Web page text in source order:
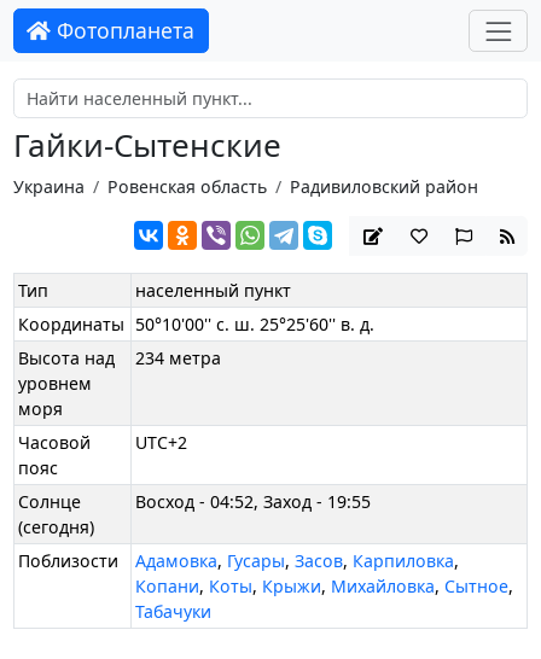
Фотопланета
Гайки-Сытенские
Украина Ровенская область Радивиловский район
Тип
населенный пункт
Координаты 50°10'00'' с. ш. 25°25'60'' в. д.
Высота над
уровнем
моря
234 метра
Часовой
пояс
UTC+2
Солнце
(сегодня)
Восход - 04:52, Заход - 19:55
Поблизости Адамовка, Гусары,Засов, Карпиловка,
Копани, Коты, Крыжи, Михайловка, Сытное,
Табачуки